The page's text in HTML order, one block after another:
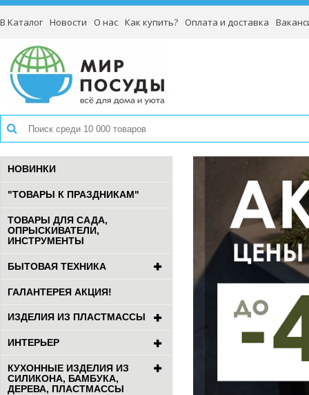
В Каталог Новости О нас Как купить? Оплата и доставка
НОВИНКИ
"ТОВАРЫ К ПРАЗДНИКАМ"
ТОВАРЫ ДЛЯ САДА,
ОПРЫСКИВАТЕЛИ,
ИНСТРУМЕНТЫ
БЫТОВАЯ ТЕХНИКА
ГАЛАНТЕРЕЯ АКЦИЯ!
ИЗДЕЛИЯ ИЗ ПЛАСТМАССЫ
ИНТЕРЬЕР
КУХОННЫЕ ИЗДЕЛИЯ ИЗ
СИЛИКОНА, БАМБУКА,
ДЕРЕВА, ПЛАСТМАССЫ